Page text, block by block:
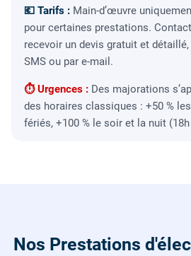
💶 Tarifs : Main-d’œuvre
pour certaines prestations.
recevoir un devis gratuit et
SMS ou par e-mail.
⏱ Urgences : Des majorations
des horaires classiques : +50 %
fériés, +100 % le soir et la nuit (18h
Nos Prestations